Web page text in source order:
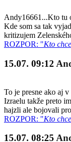
Andy16661...Kto tu
Kde som sa tak
kritizujem
ROZPOR: "Kto
15.07. 09:12
To je presne ako aj
Izraelu takže preto
hajzli ale bojovali
ROZPOR: "Kto
15.07. 08:25